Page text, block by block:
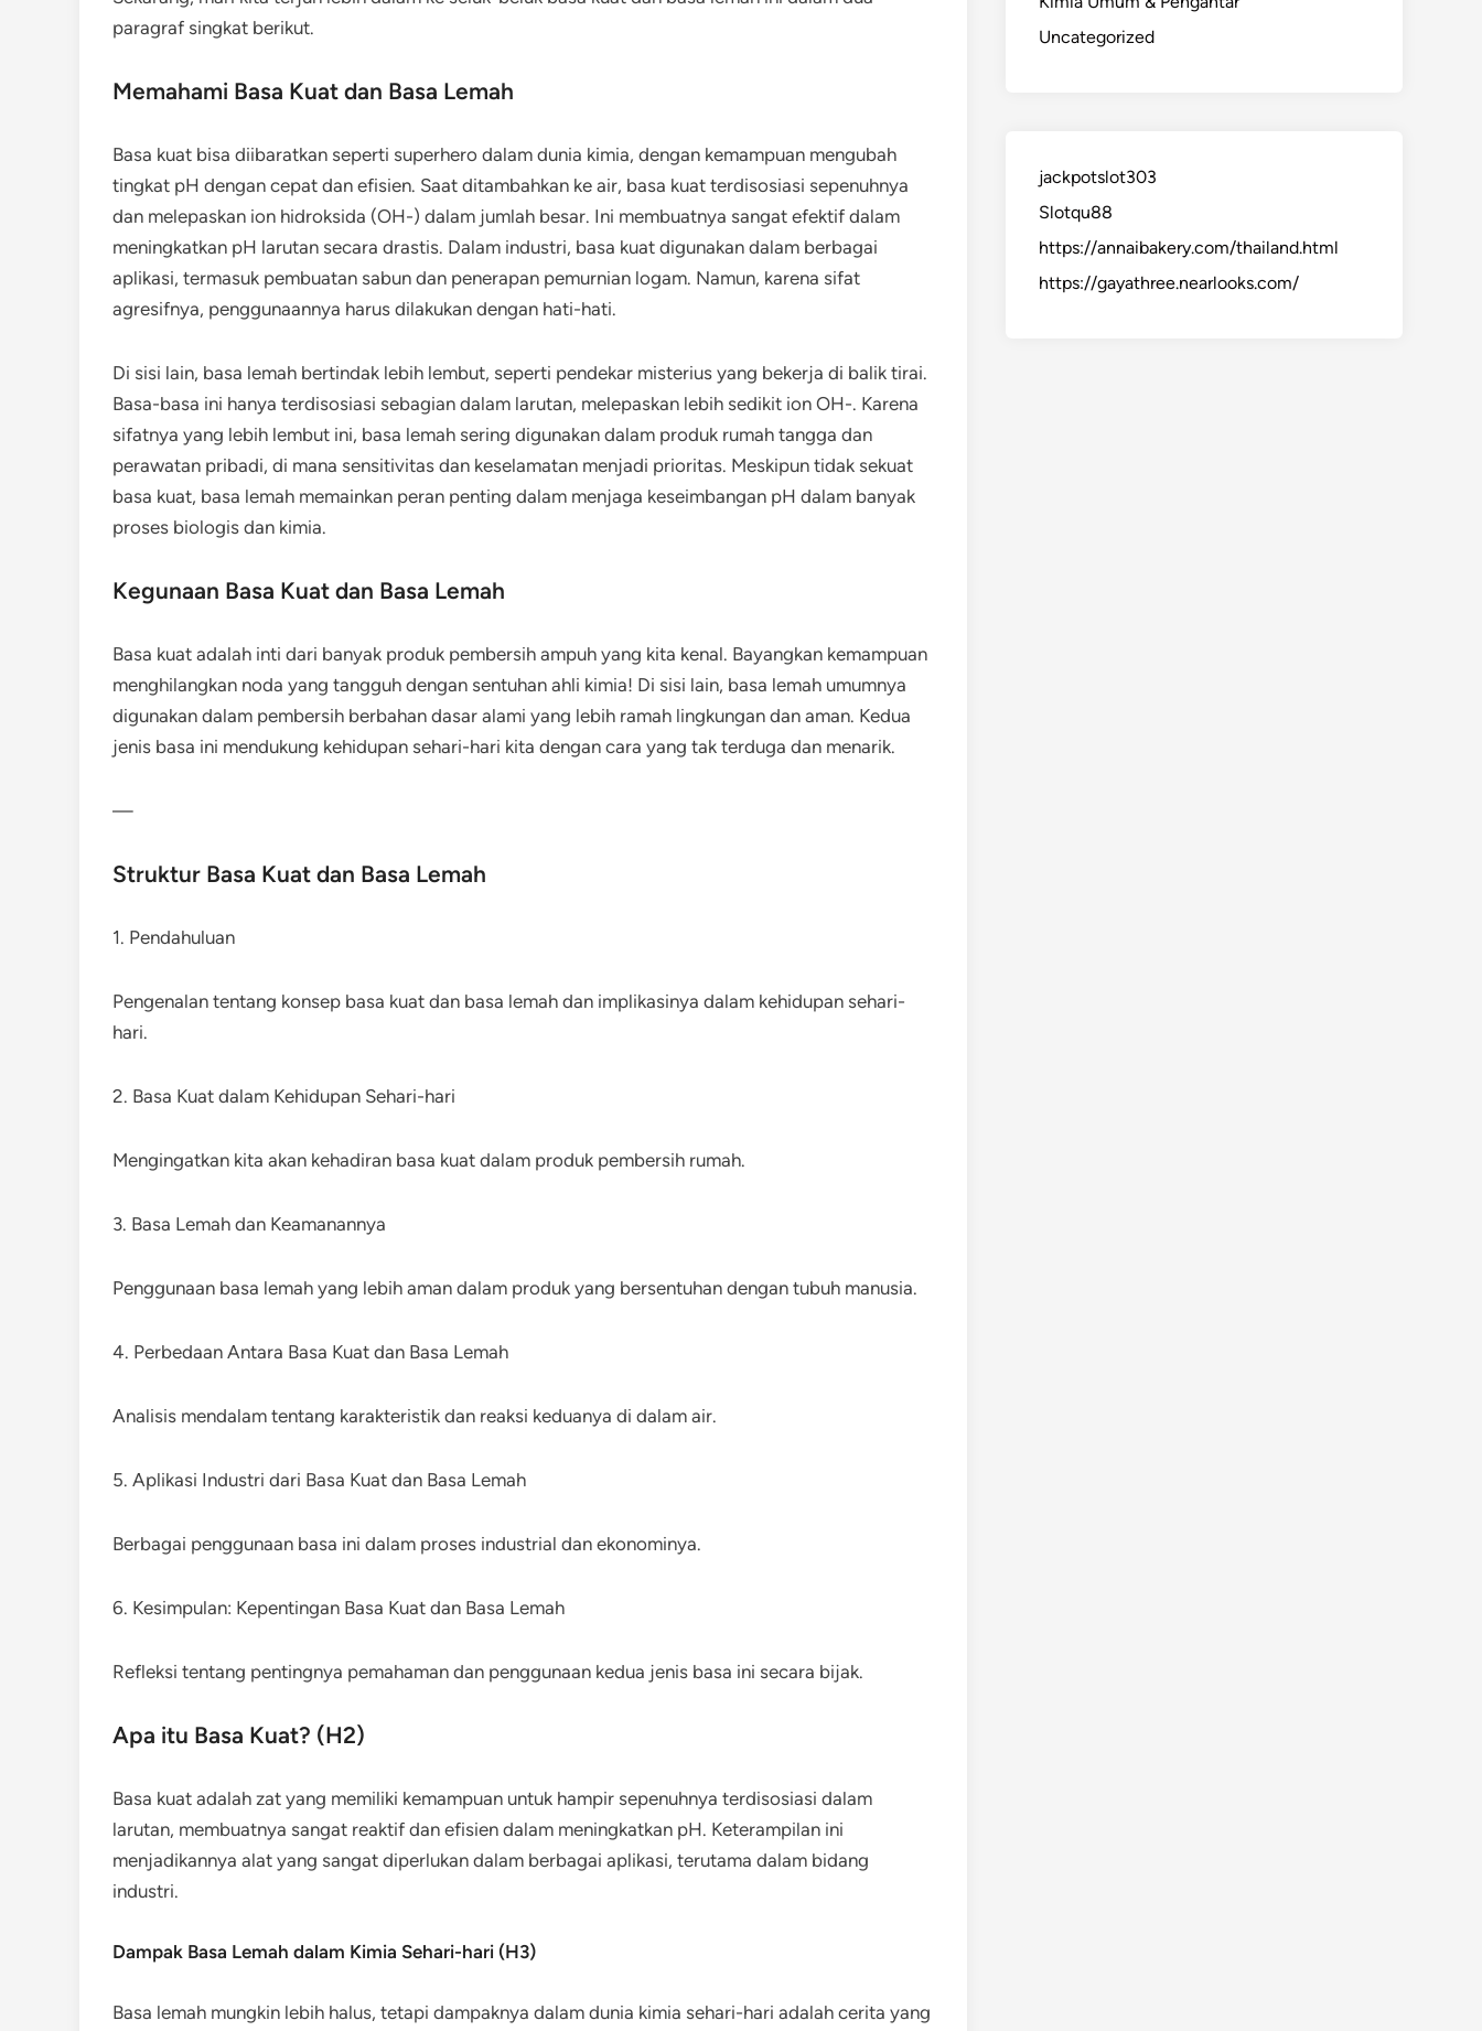
paragraf singkat berikut.
Memahami Basa Kuat dan Basa Lemah
Basa kuat bisa diibaratkan seperti superhero dalam dunia kimia, dengan kemampuan mengubah
tingkat pH dengan cepat dan efisien. Saat ditambahkan ke air, basa kuat terdisosiasi sepenuhnya
dan melepaskan ion hidroksida (OH-) dalam jumlah besar. Ini membuatnya sangat efektif dalam
meningkatkan pH larutan secara drastis. Dalam industri, basa kuat digunakan dalam berbagai
aplikasi, termasuk pembuatan sabun dan penerapan pemurnian logam. Namun, karena sifat
agresifnya, penggunaannya harus dilakukan dengan hati-hati.
Di sisi lain, basa lemah bertindak lebih lembut, seperti pendekar misterius yang bekerja di balik tirai.
Basa-basa ini hanya terdisosiasi sebagian dalam larutan, melepaskan lebih sedikit ion OH-. Karena
sifatnya yang lebih lembut ini, basa lemah sering digunakan dalam produk rumah tangga dan
perawatan pribadi, di mana sensitivitas dan keselamatan menjadi prioritas. Meskipun tidak sekuat
basa kuat, basa lemah memainkan peran penting dalam menjaga keseimbangan pH dalam banyak
proses biologis dan kimia.
Kegunaan Basa Kuat dan Basa Lemah
Basa kuat adalah inti dari banyak produk pembersih ampuh yang kita kenal. Bayangkan kemampuan
menghilangkan noda yang tangguh dengan sentuhan ahli kimia! Di sisi lain, basa lemah umumnya
digunakan dalam pembersih berbahan dasar alami yang lebih ramah lingkungan dan aman. Kedua
jenis basa ini mendukung kehidupan sehari-hari kita dengan cara yang tak terduga dan menarik.
—
Struktur Basa Kuat dan Basa Lemah
1. Pendahuluan
Pengenalan tentang konsep basa kuat dan basa lemah dan implikasinya dalam kehidupan sehari-
hari.
2. Basa Kuat dalam Kehidupan Sehari-hari
Mengingatkan kita akan kehadiran basa kuat dalam produk pembersih rumah.
3. Basa Lemah dan Keamanannya
Penggunaan basa lemah yang lebih aman dalam produk yang bersentuhan dengan tubuh manusia.
4. Perbedaan Antara Basa Kuat dan Basa Lemah
Analisis mendalam tentang karakteristik dan reaksi keduanya di dalam air.
5. Aplikasi Industri dari Basa Kuat dan Basa Lemah
Berbagai penggunaan basa ini dalam proses industrial dan ekonominya.
6. Kesimpulan: Kepentingan Basa Kuat dan Basa Lemah
Refleksi tentang pentingnya pemahaman dan penggunaan kedua jenis basa ini secara bijak.
Apa itu Basa Kuat? (H2)
Basa kuat adalah zat yang memiliki kemampuan untuk hampir sepenuhnya terdisosiasi dalam
larutan, membuatnya sangat reaktif dan efisien dalam meningkatkan pH. Keterampilan ini
menjadikannya alat yang sangat diperlukan dalam berbagai aplikasi, terutama dalam bidang
industri.
Dampak Basa Lemah dalam Kimia Sehari-hari (H3)
Basa lemah mungkin lebih halus, tetapi dampaknya dalam dunia kimia sehari-hari adalah cerita yang
Uncategorized
jackpotslot303
Slotqu88
https://annaibakery.com/thailand.html
https://gayathree.nearlooks.com/